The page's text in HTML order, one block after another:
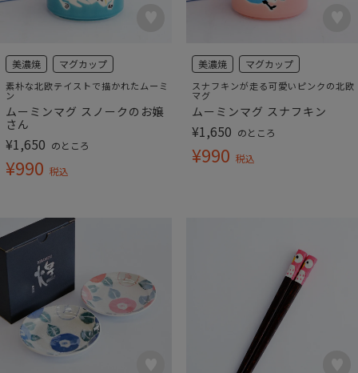
美濃焼 マグカップ
素朴な北欧テイストで描かれたムーミ
ン
ムーミンマグ スノークのお嬢
さん
¥1,650 のところ
¥990 税込
美濃焼 マグカップ
スナフキンが走る可愛いピンクの北欧
マグ
ムーミンマグ スナフキン
¥1,650 のところ
¥990 税込